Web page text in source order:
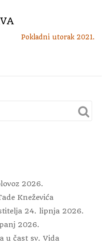
Pokladni utorak 2021.
2026.
Kneževića
24. lipnja 2026.
2026.
u čast sv. Vida